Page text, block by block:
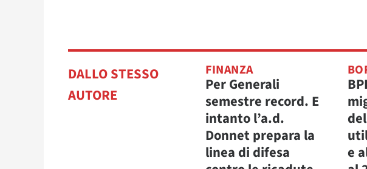
DALLO STESSO
AUTORE
FINANZA
Per Generali
semestre record. E
intanto l’a.d.
Donnet prepara la
linea di difesa
e